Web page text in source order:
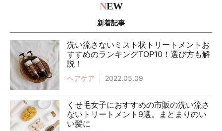
NEW
新着記事
洗い流さないミスト状トリートメントお
すすめのランキングTOP10！選び方も解
説！
ヘアケア 2022.05.09
くせ毛女子におすすめの市販の洗い流さ
ないトリートメント9選。まとまりのい
い髪に